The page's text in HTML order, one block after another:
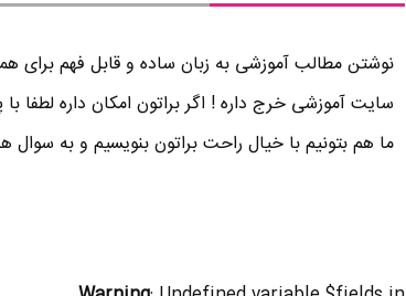
نوشتن مطالب آموزشی به زبان ساده و قابل فهم برای
سایت آموزشی خرج داره ! اگر براتون امکان داره لطفا
ما هم بتونیم با خیال راحت براتون بنویسیم و به سوال